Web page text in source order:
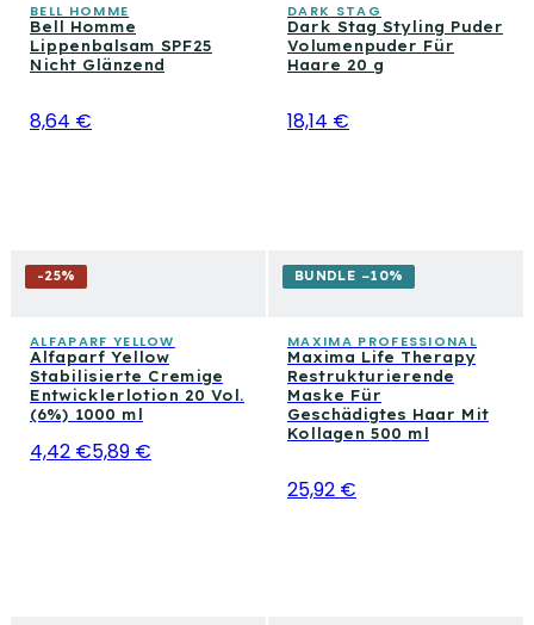
BELL HOMME
Bell Homme
Lippenbalsam SPF25
Nicht Glänzend
8,64 €
DARK STAG
Dark Stag Styling Puder
Volumenpuder Für
Haare 20 g
18,14 €
-25%
ALFAPARF YELLOW
Alfaparf Yellow
Stabilisierte Cremige
Entwicklerlotion 20 Vol.
(6%) 1000 ml
4,42 €5,89 €
BUNDLE −10%
MAXIMA PROFESSIONAL
Maxima Life Therapy
Restrukturierende
Maske Für
Geschädigtes Haar Mit
Kollagen 500 ml
25,92 €